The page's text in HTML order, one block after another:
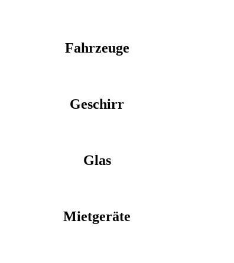
Fahrzeuge
Geschirr
Glas
Mietgeräte